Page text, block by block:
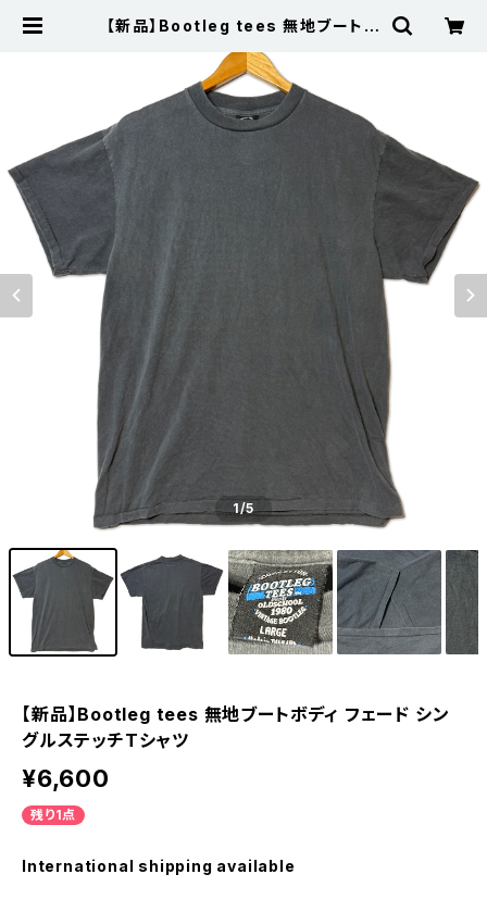
【新品】Bootleg tees 無地ブートボ
ツ | 古着屋サニーコレクション Sun
ny Collection 公式通販サイト
1/5
【新品】Bootleg tees 無地ブートボディ フェード シン
グルステッチTシャツ
¥6,600
残り1点
International shipping available